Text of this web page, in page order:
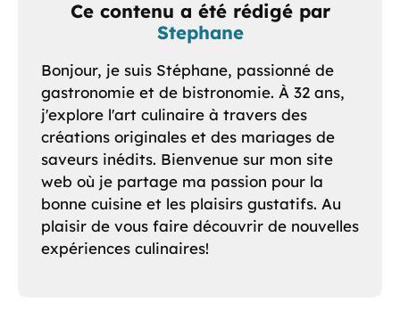
Ce contenu a été rédigé par
Stephane
Bonjour, je suis Stéphane, passionné de
gastronomie et de bistronomie. À 32 ans,
j'explore l'art culinaire à travers des
créations originales et des mariages de
saveurs inédits. Bienvenue sur mon site
web où je partage ma passion pour la
bonne cuisine et les plaisirs gustatifs. Au
plaisir de vous faire découvrir de nouvelles
expériences culinaires!